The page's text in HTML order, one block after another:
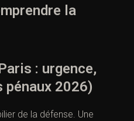
la
: urgence,
2026)
de la défense. Une